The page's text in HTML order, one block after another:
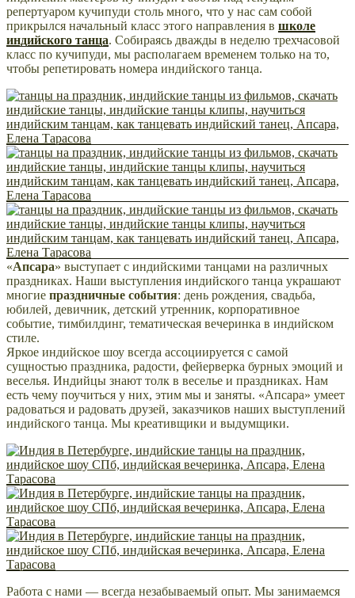
репертуаром кучипуди столь много, что у нас сам собой
прикрылся начальный класс этого направления в школе
индийского танца. Собираясь дважды в неделю трехчасовой
класс по кучипуди, мы располагаем временем только на то,
чтобы репетировать номера индийского танца.
«Апсара» выступает с индийскими танцами на различных
праздниках. Наши выступления индийского танца украшают
многие праздничные события: день рождения, свадьба,
юбилей, девичник, детский утренник, корпоративное
событие, тимбилдинг, тематическая вечеринка в индийском
стиле.
Яркое индийское шоу всегда ассоциируется с самой
сущностью праздника, радости, фейерверка бурных эмоций и
веселья. Индийцы знают толк в веселье и праздниках. Нам
есть чему поучиться у них, этим мы и заняты. «Апсара» умеет
радоваться и радовать друзей, заказчиков наших выступлений
индийского танца. Мы креативщики и выдумщики.
Работа с нами — всегда незабываемый опыт. Мы занимаемся